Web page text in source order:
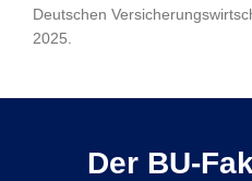
Deutschen
2025.
Der BU-